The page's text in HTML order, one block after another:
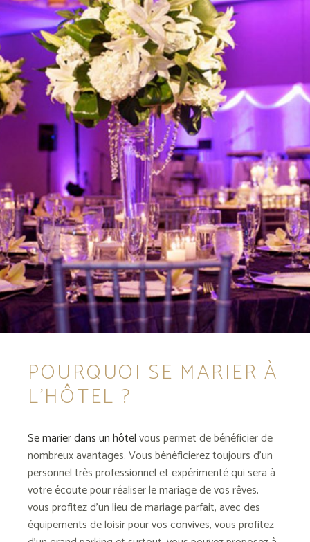
POURQUOI SE MARIER À
L’HÔTEL ?
Se marier dans un hôtelvous permet de bénéficier de
nombreux avantages. Vous bénéficierez toujours d’un
personnel très professionnel et expérimenté qui sera à
votre écoute pour réaliser le mariage de vos rêves,
vous profitez d’un lieu de mariage parfait, avec des
équipements de loisir pour vos convives, vous profitez